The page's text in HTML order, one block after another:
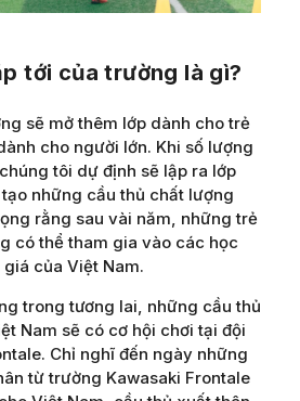
tới của trường là gì?
sẽ mở thêm lớp dành cho trẻ
cho người lớn. Khi số lượng
tôi dự định sẽ lập ra lớp
những cầu thủ chất lượng
rằng sau vài năm, những trẻ
có thể tham gia vào các học
của Việt Nam.
trong tương lai, những cầu thủ
Nam sẽ có cơ hội chơi tại đội
Chỉ nghĩ đến ngày những
từ trường Kawasaki Frontale